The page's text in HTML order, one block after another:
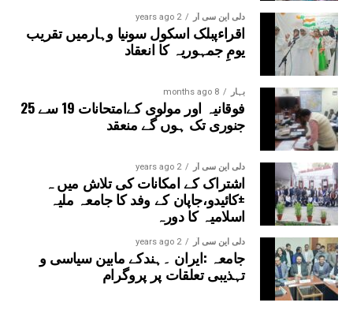
دلی این سی آر 2 years ago
اقراءپبلک اسکول سونیا وہارمیں تقریب
یومِ جمہوریہ کا انعقاد
بہار 8 months ago
فوقانیہ اور مولوی کےامتحانات 19 سے 25
جنوری تک ہوں گے منعقد
دلی این سی آر 2 years ago
اشتراک کے امکانات کی تلاش میں ہ
±کائیدو،جاپان کے وفد کا جامعہ ملیہ
اسلامیہ کا دورہ
دلی این سی آر 2 years ago
جامعہ :ایران ۔ہندکے مابین سیاسی و
تہذیبی تعلقات پر پروگرام